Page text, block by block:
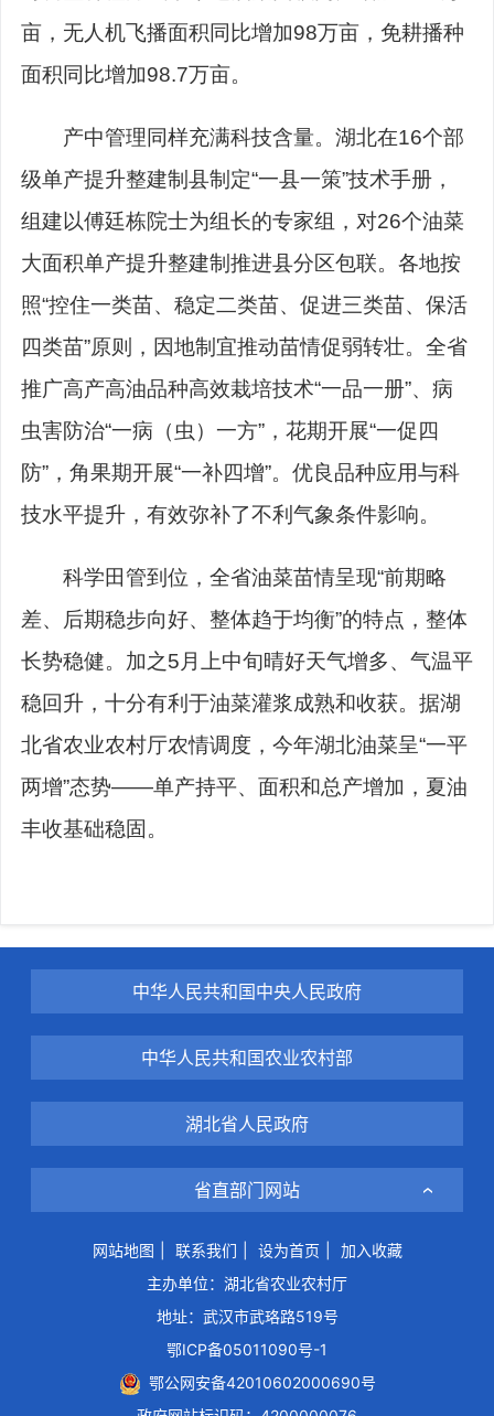
亩，无人机飞播面积同比增加98万亩，免耕播种
面积同比增加98.7万亩。
产中管理同样充满科技含量。湖北在16个部
级单产提升整建制县制定“一县一策”技术手册，
组建以傅廷栋院士为组长的专家组，对26个油菜
大面积单产提升整建制推进县分区包联。各地按
照“控住一类苗、稳定二类苗、促进三类苗、保活
四类苗”原则，因地制宜推动苗情促弱转壮。全省
推广高产高油品种高效栽培技术“一品一册”、病
虫害防治“一病（虫）一方”，花期开展“一促四
防”，角果期开展“一补四增”。优良品种应用与科
技水平提升，有效弥补了不利气象条件影响。
科学田管到位，全省油菜苗情呈现“前期略
差、后期稳步向好、整体趋于均衡”的特点，整体
长势稳健。加之5月上中旬晴好天气增多、气温平
稳回升，十分有利于油菜灌浆成熟和收获。据湖
北省农业农村厅农情调度，今年湖北油菜呈“一平
两增”态势——单产持平、面积和总产增加，夏油
丰收基础稳固。
中华人民共和国中央人民政府
中华人民共和国农业农村部
湖北省人民政府
省直部门网站
网站地图 联系我们 设为首页
加入收藏
主办单位：湖北省农业农村厅
地址：武汉市武珞路519号
鄂ICP备05011090号-1
鄂公网安备42010602000690号